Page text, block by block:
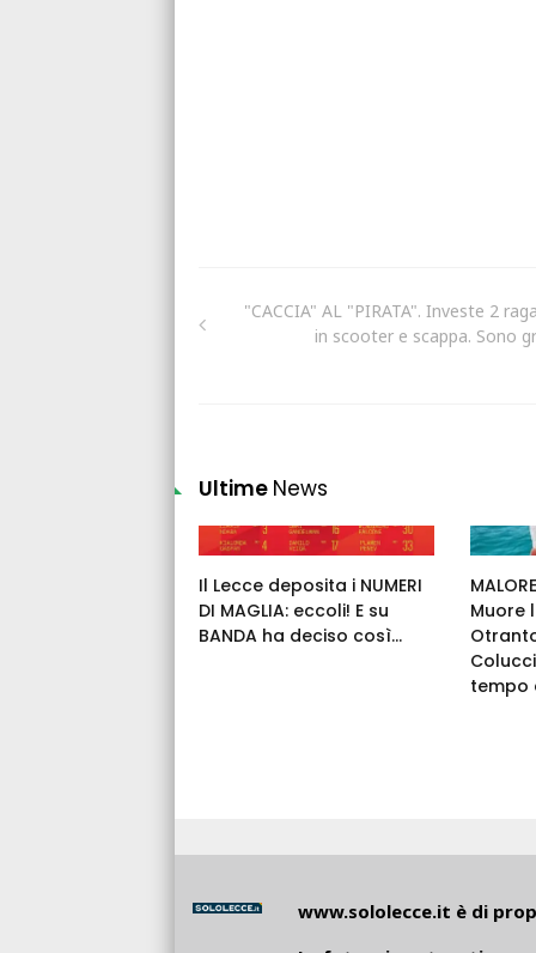
"CACCIA" AL "PIRATA". Investe 2
in scooter e scappa. Sono
Ultime News
Il Lecce deposita i NUMERI
DI MAGLIA: eccoli! E su
BANDA ha deciso così...
Muore
tempo
www.sololecce.it è di